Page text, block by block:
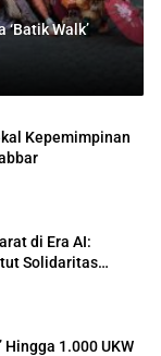
Walk’
Kepemimpinan
di Era AI:
Solidaritas
Hingga 1.000 UKW